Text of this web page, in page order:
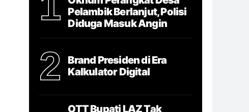
Pelambik Berlanjut, Polisi
Diduga Masuk Angin
2
Brand Presiden di Era
Kalkulator Digital
OTT Bupati LAZ Tak